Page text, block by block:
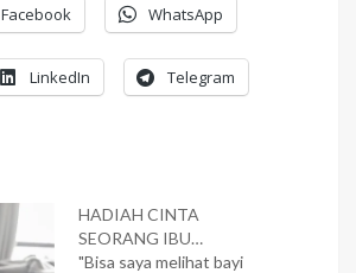
Facebook WhatsApp
LinkedIn Telegram
HADIAH CINTA
SEORANG IBU…
"Bisa saya melihat bayi